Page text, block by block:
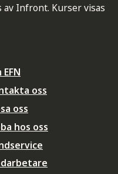
Infront. Kurser visas
EFN
oss
oss
hos oss